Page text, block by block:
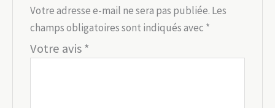
Votre adresse e-mail ne sera pas publiée. Les
champs obligatoires sont indiqués avec *
Votre avis*